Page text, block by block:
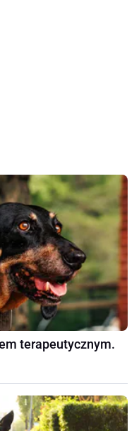
terapeutycznym.